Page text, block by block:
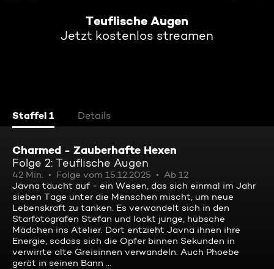
Teuflische Augen
Jetzt kostenlos streamen
Staffel 1 Details
Charmed - Zauberhafte Hexen
Folge 2: Teuflische Augen
42 Min. Folge vom 15.12.2025
Ab 12
Javna taucht auf - ein Wesen, das sich einmal im Jahr
sieben Tage unter die Menschen mischt, um neue
Lebenskraft zu tanken. Es verwandelt sich in den
Starfotografen Stefan und lockt junge, hübsche
Mädchen ins Atelier. Dort entzieht Javna ihnen ihre
Energie, sodass sich die Opfer binnen Sekunden in
verwirrte alte Greisinnen verwandeln. Auch Phoebe
gerät in seinen Bann ...